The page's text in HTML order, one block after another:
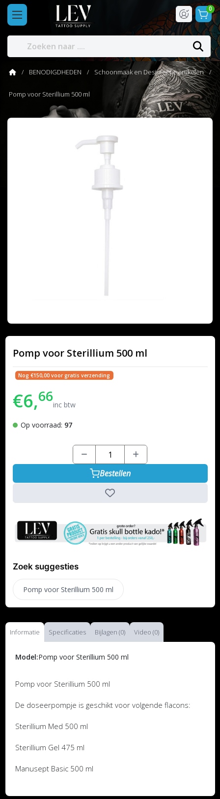
0
BENODIGDHEDEN Schoonmaak en Desinfectie artikelen
Pomp voor Sterillium 500 ml
Pomp voor Sterillium 500 ml
Nog €150,00 voor gratis verzending
€6,66inc btw
Op voorraad: 97
Bestellen
Zoek suggesties
Pomp voor Sterillium 500 ml
Informatie Specificaties Bijlagen (0) Video (0)
Model:Pomp voor Sterillium 500 ml
Pomp voor Sterillium 500 ml
De doseerpompje is geschikt voor volgende flacons:
Sterillium Med 500 ml
Sterillium Gel 475 ml
Manusept Basic 500 ml